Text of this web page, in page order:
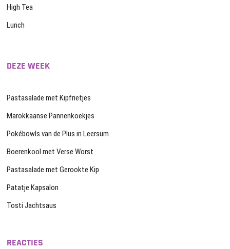
High Tea
Lunch
DEZE WEEK
Pastasalade met Kipfrietjes
Marokkaanse Pannenkoekjes
Pokébowls van de Plus in Leersum
Boerenkool met Verse Worst
Pastasalade met Gerookte Kip
Patatje Kapsalon
Tosti Jachtsaus
REACTIES